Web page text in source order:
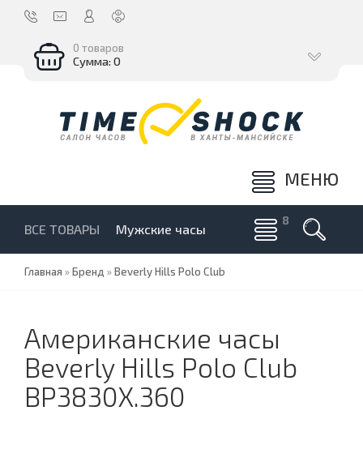
0 товаров
Сумма: 0
МЕНЮ
ВСЕ ТОВАРЫ Мужские часы
Главная »Бренд »Beverly Hills Polo Club
Американские часы
Beverly Hills Polo Club
BP3830X.360